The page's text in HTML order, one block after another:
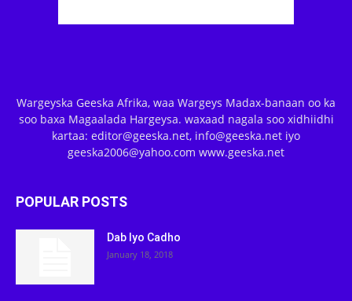
Wargeyska Geeska Afrika, waa Wargeys Madax-banaan oo ka
soo baxa Magaalada Hargeysa. waxaad nagala soo xidhiidhi
kartaa: editor@geeska.net, info@geeska.net iyo
geeska2006@yahoo.com www.geeska.net
POPULAR POSTS
Dab Iyo Cadho
January 18, 2018